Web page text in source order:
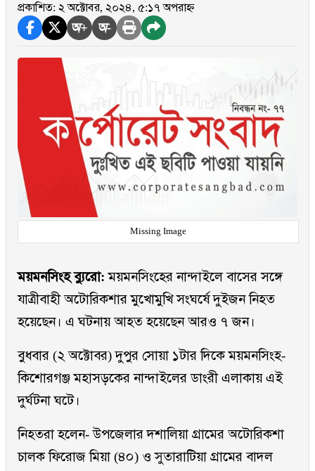
প্রকাশিত: ২ অক্টোবর, ২০২৪, ৫:১৭ অপরাহ্ন
অ+ অ-
Missing Image
ময়মনসিংহ ব্যুরো:ময়মনসিংহের নান্দাইলে বাসের সঙ্গে
যাত্রীবাহী অটোরিকশার মুখোমুখি সংঘর্ষে দুইজন নিহত
হয়েছেন। এ ঘটনায় আহত হয়েছেন আরও ৭ জন।
বুধবার (২ অক্টোবর) দুপুর সোয়া ১টার দিকে ময়মনসিংহ-
কিশোরগঞ্জ মহাসড়কের নান্দাইলের ডাংরী এলাকায় এই
দুর্ঘটনা ঘটে।
নিহতরা হলেন- উপজেলার দশালিয়া গ্রামের অটোরিকশা
চালক ফিরোজ মিয়া (৪০) ও সুতারাটিয়া গ্রামের বাদল